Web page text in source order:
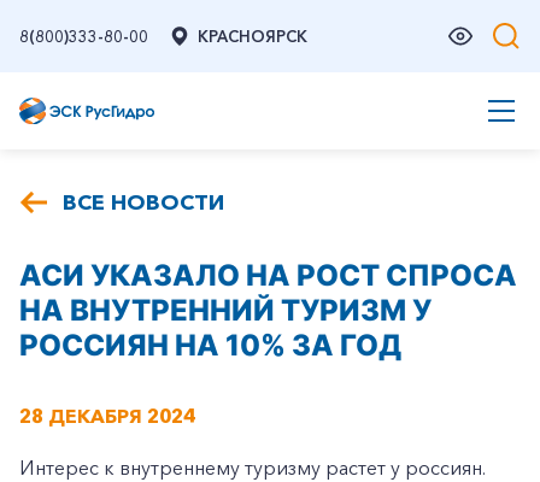
8(800)333-80-00 КРАСНОЯРСК
ВСЕ НОВОСТИ
АСИ УКАЗАЛО НА РОСТ СПРОСА
НА ВНУТРЕННИЙ ТУРИЗМ У
РОССИЯН НА 10% ЗА ГОД
28 ДЕКАБРЯ 2024
Интерес к внутреннему туризму растет у россиян.